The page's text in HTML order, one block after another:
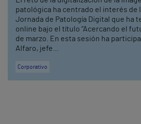
patológica ha centrado el interés de
Jornada de Patología Digital que ha
online bajo el título “Acercando el
de marzo. En esta sesión ha
Alfaro, jefe...
Corporativo